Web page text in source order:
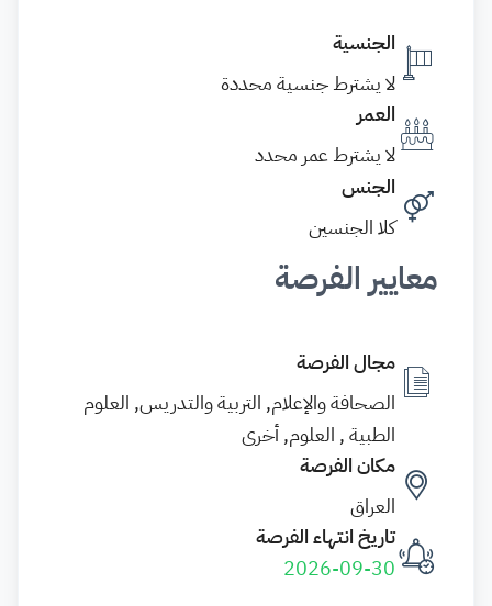
الجنسية
لا يشترط جنسية محددة
العمر
لا يشترط عمر محدد
الجنس
كلا الجنسين
معايير الفرصة
مجال الفرصة
الصحافة والإعلام, التربية والتدريس, العلوم
الطبية , العلوم, أخرى
مكان الفرصة
العراق
تاريخ انتهاء الفرصة
2026-09-30